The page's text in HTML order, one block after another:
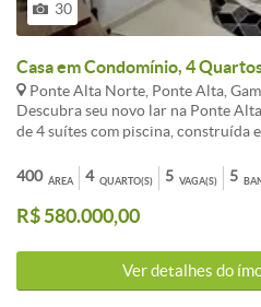
30
Casa em Condomínio, 4
Ponte Alta Norte, Ponte Alta,
Descubra seu novo lar na Ponte
de 4 suítes com piscina, construída
Escola Ponte Alta, essa residência
uma área de fácil acesso ao centro
DENTRO DO MAPA P/
SEM MOBÍLIA, CARRO COMO
informações! - 4 dormitórios
ÁREA
400 QUARTO(S)
4 VAGA(S)
5 5
R$ 580.000,00
Ver detalhes do